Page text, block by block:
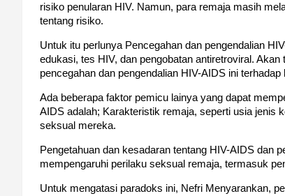
risiko penularan HIV. Namun, para remaja masih
tentang risiko.
Untuk itu perlunya Pencegahan dan pengendalian
edukasi, tes HIV, dan pengobatan antiretroviral.
pencegahan dan pengendalian HIV-AIDS ini terhadap
Ada beberapa faktor pemicu lainya yang dapat
AIDS adalah; Karakteristik remaja, seperti usia jenis
seksual mereka.
Pengetahuan dan kesadaran tentang HIV-AIDS dan
mempengaruhi perilaku seksual remaja, termasuk
Untuk mengatasi paradoks ini, Nefri Menyarankan,